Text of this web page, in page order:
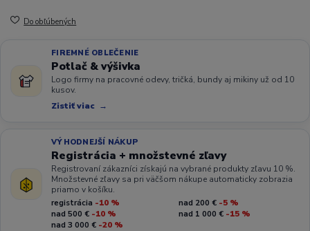
Do obľúbených
FIREMNÉ OBLEČENIE
Potlač & výšivka
Logo firmy na pracovné odevy, tričká, bundy aj mikiny už od 10
kusov.
Zistiť viac
VÝHODNEJŠÍ NÁKUP
Registrácia + množstevné zľavy
Registrovaní zákazníci získajú na vybrané produkty zľavu 10 %.
Množstevné zľavy sa pri väčšom nákupe automaticky zobrazia
priamo v košíku.
registrácia -10 % nad 200 € -5 %
nad 500 € -10 % nad 1 000 € -15 %
nad 3 000 € -20 %